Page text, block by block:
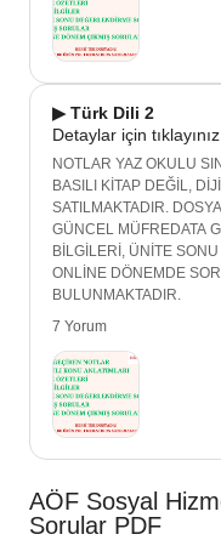
▶ Türk Dili 2
Detaylar için tıklayınız
NOTLAR YAZ OKULU
BASILI KİTAP DEĞİL,
SATILMAKTADIR.
GÜNCEL MÜFREDATA
BİLGİLERİ, ÜNİTE
ONLİNE DÖNEMDE
BULUNMAKTADIR.
7 Yorum
AÖF Sosyal
Sorular PDF